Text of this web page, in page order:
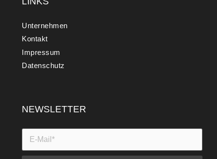
Unternehmen
Kontakt
Impressum
Datenschutz
NEWSLETTER